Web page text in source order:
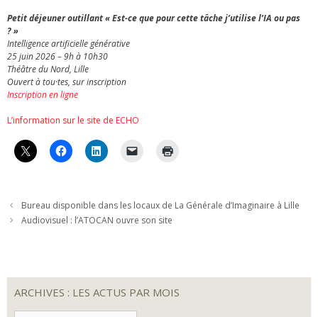
Petit déjeuner outillant « Est-ce que pour cette tâche j’utilise l’IA ou pas
? »
Intelligence artificielle générative
25 juin 2026 – 9h à 10h30
Théâtre du Nord, Lille
Ouvert à tou·tes, sur inscription
Inscription en ligne
L’information sur le site de ECHO
Bureau disponible dans les locaux de La Générale d’Imaginaire à Lille
Audiovisuel : l’ATOCAN ouvre son site
ARCHIVES : LES ACTUS PAR MOIS